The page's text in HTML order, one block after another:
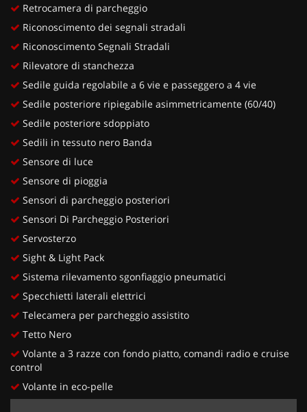
Retrocamera di parcheggio
Riconoscimento dei segnali stradali
Riconoscimento Segnali Stradali
Rilevatore di stanchezza
Sedile guida regolabile a 6 vie e passeggero a 4 vie
Sedile posteriore ripiegabile asimmetricamente (60/40)
Sedile posteriore sdoppiato
Sedili in tessuto nero Banda
Sensore di luce
Sensore di pioggia
Sensori di parcheggio posteriori
Sensori Di Parcheggio Posteriori
Servosterzo
Sight & Light Pack
Sistema rilevamento sgonfiaggio pneumatici
Specchietti laterali elettrici
Telecamera per parcheggio assistito
Tetto Nero
Volante a 3 razze con fondo piatto, comandi radio e cruise
control
Volante in eco-pelle